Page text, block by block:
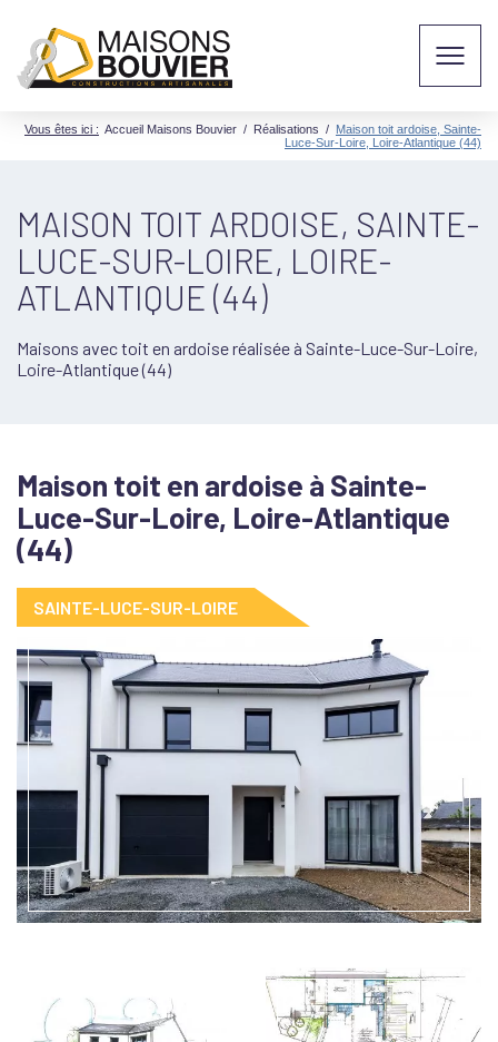
Vous êtes ici : Accueil Maisons Bouvier / Réalisations / Maison toit ardoise, Sainte-
Luce-Sur-Loire, Loire-Atlantique (44)
MAISON TOIT ARDOISE, SAINTE-
LUCE-SUR-LOIRE, LOIRE-
ATLANTIQUE (44)
Maisons avec toit en ardoise réalisée à Sainte-Luce-Sur-Loire,
Loire-Atlantique (44)
Maison toit en ardoise à Sainte-
Luce-Sur-Loire, Loire-Atlantique
(44)
SAINTE-LUCE-SUR-LOIRE